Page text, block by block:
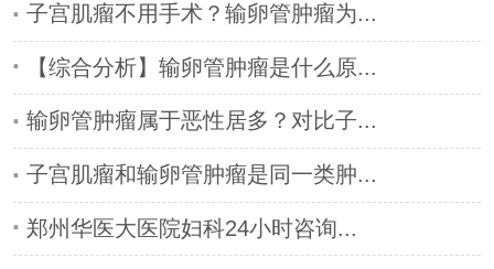
子宫肌瘤不用手术？输卵管肿瘤为...
【综合分析】输卵管肿瘤是什么原...
输卵管肿瘤属于恶性居多？对比子...
子宫肌瘤和输卵管肿瘤是同一类肿...
郑州华医大医院妇科24小时咨询...